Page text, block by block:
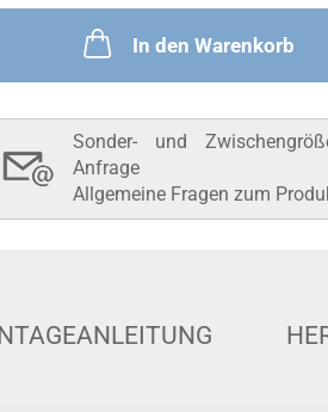
In den Warenkorb
Sonder- und
Anfrage
Allgemeine Fragen zum